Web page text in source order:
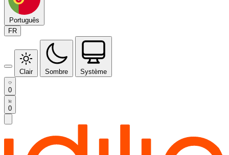
Português
FR
Clair Sombre Système
0
0